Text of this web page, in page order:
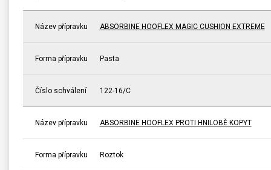
Název přípravku ABSORBINE HOOFLEX MAGIC CUSHION EXTREME
Forma přípravku Pasta
Číslo schválení 122-16/C
Název přípravku ABSORBINE HOOFLEX PROTI HNILOBĚ KOPYT
Forma přípravku Roztok